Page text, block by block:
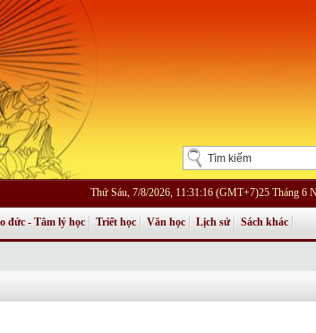
Thứ Sáu, 7/8/2026, 11:31:16 (GMT+7)25 Tháng 6
đức - Tâm lý học Triết học Văn học Lịch sử Sách khác